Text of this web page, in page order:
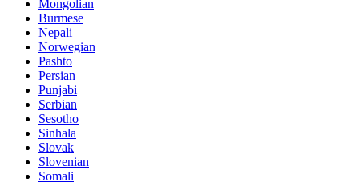
Mongolian
Burmese
Nepali
Norwegian
Pashto
Persian
Punjabi
Serbian
Sesotho
Sinhala
Slovak
Slovenian
Somali